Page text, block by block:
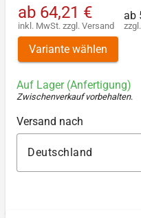
ab 64,21 €
inkl. MwSt. zzgl. Versand
ab
Variante wählen
Auf Lager (Anfertigung)
Zwischenverkauf vorbehalten.
Versand nach
Deutschland